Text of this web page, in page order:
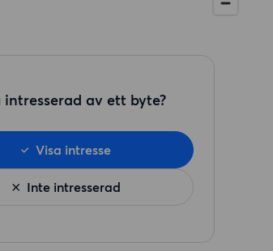
intresserad av ett byte?
Inte intresserad
Visa intresse